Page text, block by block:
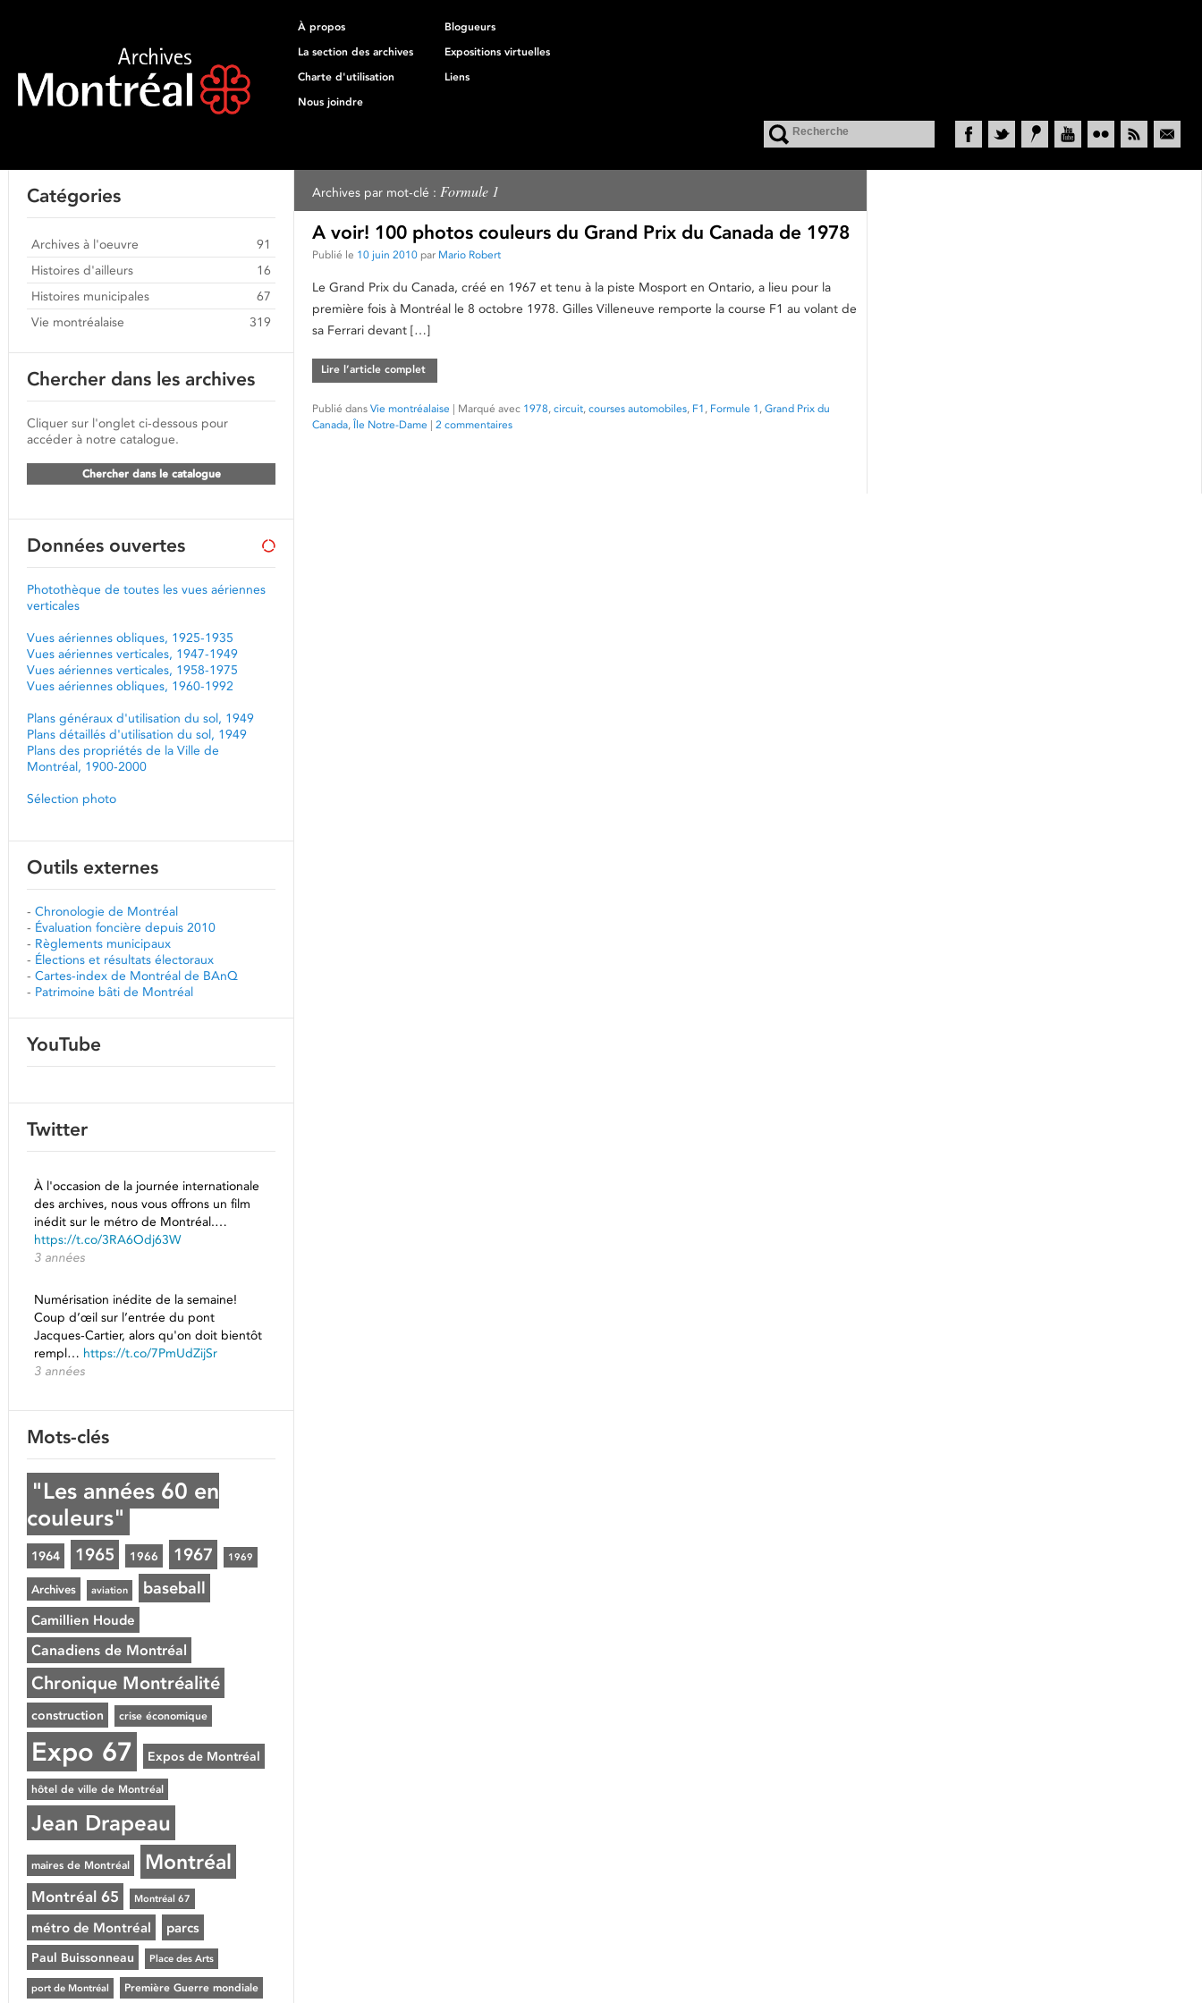
À propos
Blogueurs
La section des archives
Expositions virtuelles
Charte d'utilisation
Liens
Nous joindre
Archives par mot-clé : Formule 1
A voir! 100 photos couleurs du Grand Prix du Canada de 1978
Publié le 10 juin 2010 par Mario Robert
Le Grand Prix du Canada, créé en 1967 et tenu à la piste Mosport en Ontario, a lieu pour la
première fois à Montréal le 8 octobre 1978. Gilles Villeneuve remporte la course F1 au volant de
sa Ferrari devant […]
Lire l’article complet
Publié dans Vie montréalaise | Marqué avec 1978, circuit, courses automobiles, F1 , Formule 1 , Grand Prix du
Canada, Île Notre-Dame | 2 commentaires
Catégories
Archives à l'oeuvre
91
Histoires d'ailleurs
16
Histoires municipales
67
Vie montréalaise
319
Chercher dans les archives
Cliquer sur l'onglet ci-dessous pour
accéder à notre catalogue.
Chercher dans le catalogue
Données ouvertes
Photothèque de toutes les vues aériennes
verticales
Vues aériennes obliques, 1925-1935
Vues aériennes verticales, 1947-1949
Vues aériennes verticales, 1958-1975
Vues aériennes obliques, 1960-1992
Plans généraux d'utilisation du sol, 1949
Plans détaillés d'utilisation du sol, 1949
Plans des propriétés de la Ville de
Montréal, 1900-2000
Sélection photo
Outils externes
- Chronologie de Montréal
- Évaluation foncière depuis 2010
- Règlements municipaux
- Élections et résultats électoraux
- Cartes-index de Montréal de BAnQ
- Patrimoine bâti de Montréal
YouTube
Twitter
À l'occasion de la journée internationale
des archives, nous vous offrons un film
inédit sur le métro de Montréal.…
https://t.co/3RA6Odj63W
3 années
Numérisation inédite de la semaine!
Coup d’œil sur l’entrée du pont
Jacques-Cartier, alors qu'on doit bientôt
rempl… https://t.co/7PmUdZijSr
3 années
Mots-clés
"Les années 60 en
couleurs"
1964 1965 1966 1967 1969
Archives aviation baseball
Camillien Houde
Canadiens de Montréal
Chronique Montréalité
construction crise économique
Expo 67 Expos de Montréal
hôtel de ville de Montréal
Jean Drapeau
maires de Montréal Montréal
Montréal 65 Montréal 67
métro de Montréal parcs
Paul Buissonneau Place des Arts
port de Montréal Première Guerre mondiale